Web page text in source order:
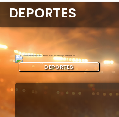
DEPORTES
DEPORTES